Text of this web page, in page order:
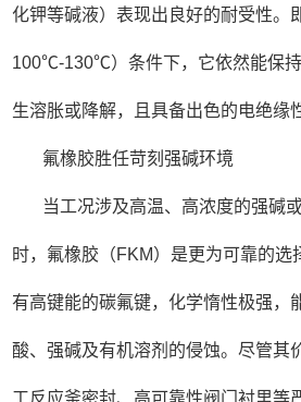
化钾等碱液）表现出良好的耐受性。
100℃-130℃）条件下，它依然能保
生溶胀或降解，且具备出色的电绝缘
氟橡胶胜任苛刻强碱环境
当工况涉及高温、高浓度的强碱
时，氟橡胶（FKM）是更为可靠的选
有高键能的碳氟键，化学惰性极强，
酸、强碱及有机溶剂的侵蚀。尽管其
工反应釜密封、高可靠性阀门衬里等